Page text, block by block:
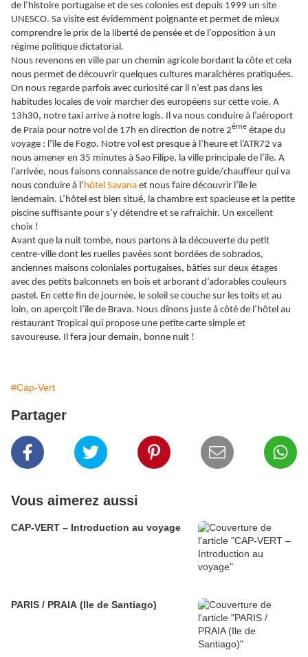
de l’histoire portugaise et de ses colonies est depuis 1999 un site
UNESCO. Sa visite est évidemment poignante et permet de mieux
comprendre le prix de la liberté de pensée et de l’opposition à un
régime politique dictatorial.
Nous revenons en ville par un chemin agricole bordant la côte et cela
nous permet de découvrir quelques cultures maraîchères pratiquées.
On nous regarde parfois avec curiosité car il n’est pas dans les
habitudes locales de voir marcher des européens sur cette voie. A
13h30, notre taxi arrive à notre logis. Il va nous conduire à l’aéroport
de Praia pour notre vol de 17h en direction de notre 2ème étape du
voyage : l’île de Fogo. Notre vol est presque à l’heure et l’ATR72 va
nous amener en 35 minutes à Sao Filipe, la ville principale de l’île. A
l’arrivée, nous faisons connaissance de notre guide/chauffeur qui va
nous conduire à l’hôtel Savana et nous faire découvrir l’île le
lendemain. L’hôtel est bien situé, la chambre est spacieuse et la petite
piscine suffisante pour s’y détendre et se rafraîchir. Un excellent
choix !
Avant que la nuit tombe, nous partons à la découverte du petit
centre-ville dont les ruelles pavées sont bordées de sobrados,
anciennes maisons coloniales portugaises, bâties sur deux étages
avec des petits balconnets en bois et arborant d’adorables couleurs
pastel. En cette fin de journée, le soleil se couche sur les toits et au
loin, on aperçoit l’île de Brava. Nous dînons juste à côté de l’hôtel au
restaurant Tropical qui propose une petite carte simple et
savoureuse. Il fera jour demain, bonne nuit !
#Cap-Vert
Partager
Vous aimerez aussi
CAP-VERT – Introduction au voyage
PARIS / PRAIA (Ile de Santiago)